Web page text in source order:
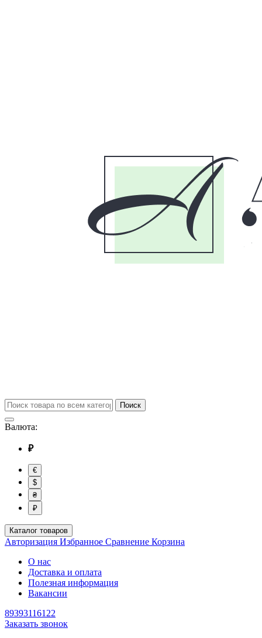
Поиск
Валюта:
₽
€
$
₴
₽
Каталог товаров
Авторизация Избранное Сравнение Корзина
О нас
Доставка и оплата
Полезная информация
Вакансии
89393116122
Заказать звонок